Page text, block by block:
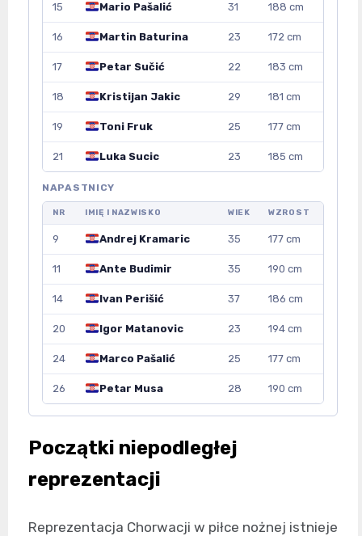
15 Mario Pašalić 31 188 cm
16 Martin Baturina 23 172 cm
17 Petar Sučić 22 183 cm
18 Kristijan Jakic 29 181 cm
19 Toni Fruk 25 177 cm
21 Luka Sucic 23 185 cm
NAPASTNICY
NR IMIĘ I NAZWISKO WIEK WZROST
9 Andrej Kramaric 35 177 cm
11 Ante Budimir 35 190 cm
14 Ivan Perišić 37 186 cm
20 Igor Matanovic 23 194 cm
24 Marco Pašalić 25 177 cm
26 Petar Musa 28 190 cm
Początki niepodległej
reprezentacji
Reprezentacja Chorwacji w piłce nożnej istnieje